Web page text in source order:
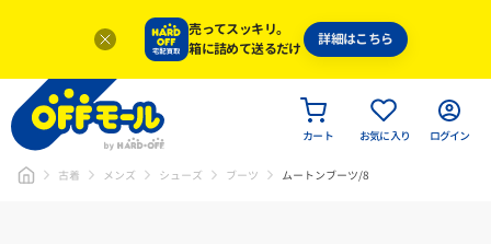
売ってスッキリ。
箱に詰めて送るだけ
詳細はこちら
カート お気に入り ログイン
古着 メンズ シューズ ブーツ ムートンブーツ/8